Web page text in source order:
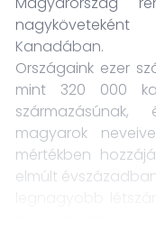
Kanadában.
Országaink ezer
mint 320 000
magyarok
mértékben
elmúlt
legnagyobb
a kanadai